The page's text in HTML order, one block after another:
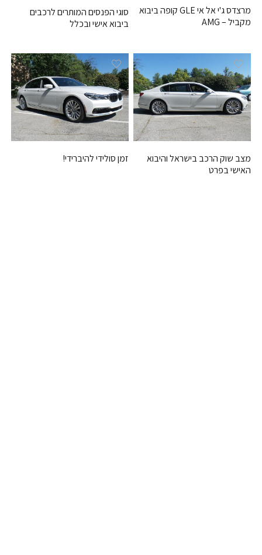
מרצדס ג'י אל אי GLE קופה ביבוא
מקביל – AMG
סוגי הפנסים המותרים לרכבים
ביבוא אישי ובכלל
מצב שוק הרכב בישראל והיבוא
האישי בפרט
זמן סולידי להיברידי!